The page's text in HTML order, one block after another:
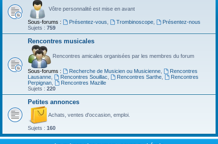
Vôtre personnalité est mise en avant
Sous-forums : Présentez-vous Trombinoscope,
Présentez-nous
Sujets : 759
Rencontres musicales
Rencontres amicales organisées par les membres du forum
Sous-forums : Recherche de Musicien ou Musicienne,
Rencontres
Lausanne
Rencontres Souillac Rencontres Sarthe,
Rencontres
Perpignan
Rencontres Mazille
Sujets : 220
Petites annonces
Achats, ventes d'occasion, emploi.
Sujets : 160